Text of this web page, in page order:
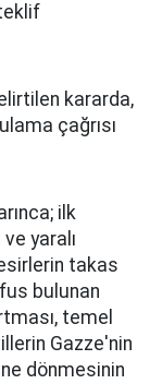
kararda,
çağrısı
ilk
yaralı
takas
bulunan
temel
Gazze'nin
dönmesinin